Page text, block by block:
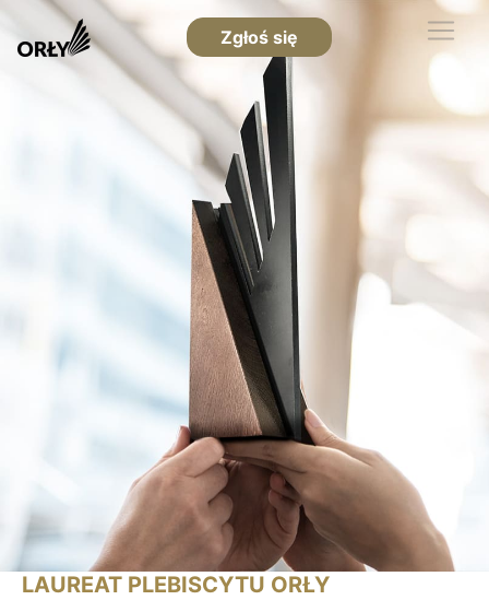
Zgłoś się
LAUREAT PLEBISCYTU ORŁY